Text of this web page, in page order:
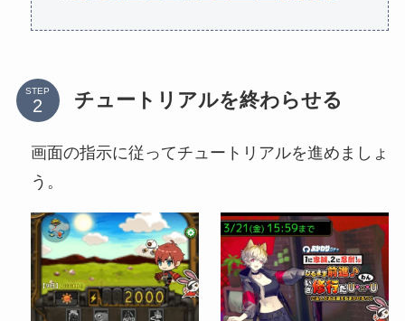
STEP チュートリアルを終わらせる
画面の指示に従ってチュートリアルを進めましょ
う。